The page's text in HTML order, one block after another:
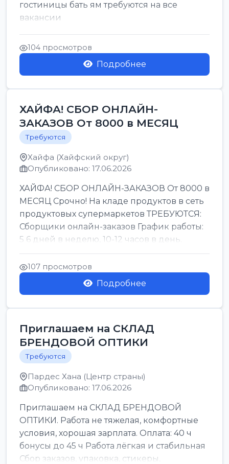
гостиницы бать ям требуются на все
вакансии
104 просмотров
Подробнее
ХАЙФА! СБОР ОНЛАЙН-
ЗАКАЗОВ От 8000 в МЕСЯЦ
Требуются
Хайфа (Хайфский округ)
Опубликовано: 17.06.2026
ХАЙФА! СБОР ОНЛАЙН-ЗАКАЗОВ От 8000 в
МЕСЯЦ Срочно! На кладе продуктов в сеть
продуктовых супермаркетов ТРЕБУЮТСЯ:
Сборщики онлайн-заказов График работы:
5 6 дней в неделю, 10-12 часов в день.
Колле ОП...
107 просмотров
Подробнее
Приглашаем на СКЛАД
БРЕНДОВОЙ ОПТИКИ
Требуются
Пардес Хана (Центр страны)
Опубликовано: 17.06.2026
Приглашаем на СКЛАД БРЕНДОВОЙ
ОПТИКИ. Работа не тяжелая, комфортные
условия, хорошая зарплата. Оплата: 40 ч
бонусы до 45 ч Работа лёгкая и стабильная
Сбор заказов, упаковка, стикеры,